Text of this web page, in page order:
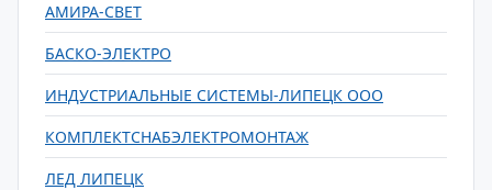
АМИРА-СВЕТ
БАСКО-ЭЛЕКТРО
ИНДУСТРИАЛЬНЫЕ СИСТЕМЫ-ЛИПЕЦК ООО
КОМПЛЕКТСНАБЭЛЕКТРОМОНТАЖ
ЛЕД ЛИПЕЦК